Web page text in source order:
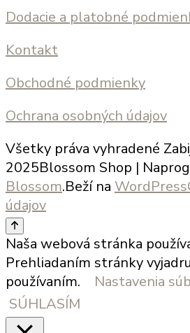
Dodacie a platobné
Kontakt
Obchodné podmienky
Ochrana osobných údajov
Všetky práva vyhradené
2025Blossom Shop |
Blossom.Beží na WordPress
údajov
Naša webová stránka
Prehliadaním stránky
používaním.
Nastavenia
SÚHLASÍM